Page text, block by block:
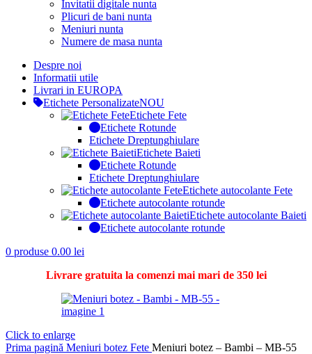
Invitatii digitale nunta
Plicuri de bani nunta
Meniuri nunta
Numere de masa nunta
Despre noi
Informatii utile
Livrari in EUROPA
Etichete PersonalizateNOU
Etichete Fete
Etichete Rotunde
Etichete Dreptunghiulare
Etichete Baieti
Etichete Rotunde
Etichete Dreptunghiulare
Etichete autocolante Fete
Etichete autocolante rotunde
Etichete autocolante Baieti
Etichete autocolante rotunde
0 produse 0.00 lei
Livrare gratuita la comenzi mai mari de 350 lei
Click to enlarge
Prima pagină Meniuri botez Fete Meniuri botez – Bambi – MB-55